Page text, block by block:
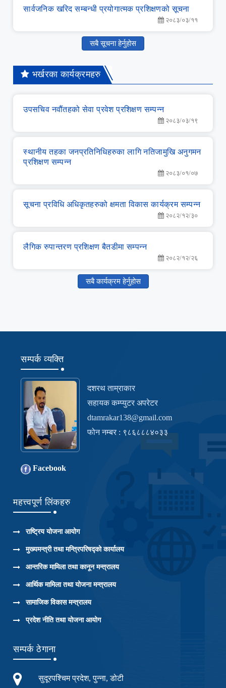
सार्वजनिक खरिद सम्‍बन्‍धी प्रयोगात्‍मक प्रशिक्षणको सूचना
२०८३/०३/११
सबै सूचना हेर्नुहोस
भर्खरका कार्यक्रमहरु
उपसचिव नवौंतहको सेवा प्रवेश प्रशिक्षण सम्‍पन्‍न
२०८३/०३/१९
स्‍थानीय तहका जनप्रतिनिधिहरुका लागि नतिजामुखि अनुगमन
प्रशिक्षण सम्‍पन्‍न
२०८३/०१/०७
सूचना प्रविधि अधिकृतहरुको क्षमता विकास कार्यक्रम सम्‍पन्‍न
२०८२/१२/३०
लै‌गिक रुपान्‍तरण प्रशिक्षण बैतडीमा सम्‍पन्‍न
२०८२/१२/२६
सबै कार्यक्रम हेर्नुहोस
सम्पर्क व्यक्ति
दशरथ ताम्राकार
सहायक कम्प्युटर अपरेटर
dtamrakar138@gmail.com
फोन नम्बर : ९८६८८८४०३३
Facebook
महत्त्वपूर्ण लिंकहरु
राष्ट्रिय योजना आयोग
मुख्यमन्त्री तथा मन्त्रिपरिषद्को कार्यालय
आन्तरिक मामिला तथा कानून मन्त्रालय
आर्थिक मामिला तथा योजना मन्त्रालय
सामाजिक विकास मन्त्रालय
प्रदेश नीति तथा योजना आयोग
सम्पर्क ठेगाना
सुदूरपश्चिम प्रदेश, पुन्ना, डोटी